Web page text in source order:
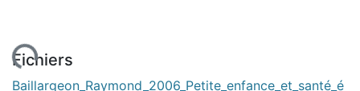
Fichiers
Baillargeon_Raymond_2006_Petite_enfance_et_santé_é